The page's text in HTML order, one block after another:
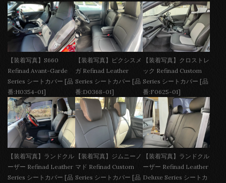
【装着写真】S660
Refinad Avant-Garde
Series シートカバー [品
番:H0354-01]
【装着写真】ピクシスメ
ガ Refinad Leather
Series シートカバー [品
番:D0368-01]
【装着写真】クロストレ
ック Refinad Custom
Series シートカバー [品
番:F0625-01]
【装着写真】ランドクル
ーザー Refinad Leather
Series シートカバー [品
【装着写真】ジムニーノ
マド Refinad Custom
Series シートカバー [品
【装着写真】ランドクル
ーザー Refinad Leather
Deluxe Series シートカ